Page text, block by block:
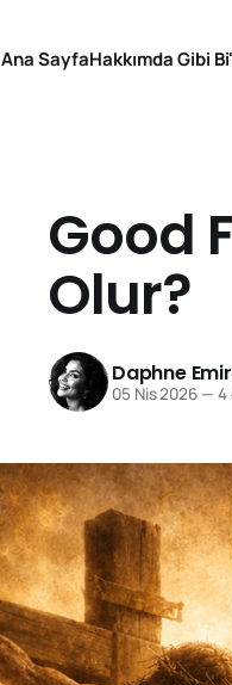
Ana SayfaHakkımda Gibi
Good
Olur?
Daphne
05 Nis 2026 — 4